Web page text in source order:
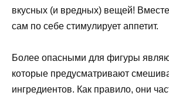
вкусных (и вредных) вещей! Вместе
сам по себе стимулирует аппетит.
Более опасными для фигуры
которые предусматривают
ингредиентов. Как правило, они